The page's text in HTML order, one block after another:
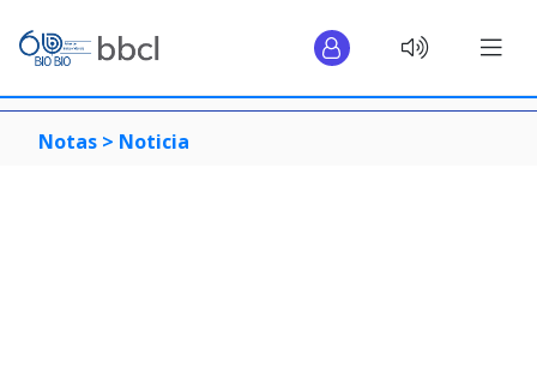
Notas > Noticia